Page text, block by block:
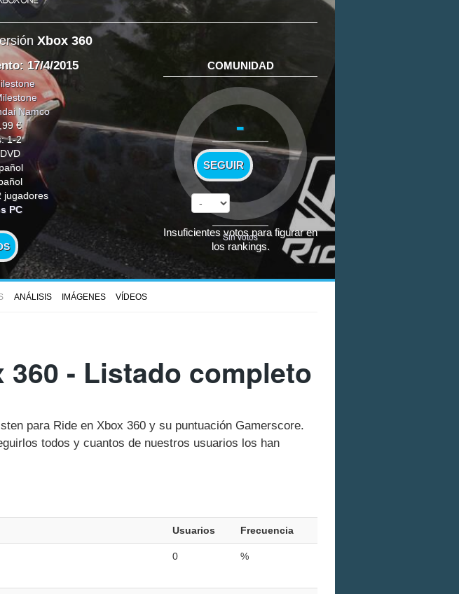
Xbox 360
17/4/2015
Namco
€
1-2
jugadores
PC
COMUNIDAD
-
SEGUIR
Sin votos
Insuficientes votos para figurar en
los rankings.
ANÁLISIS IMÁGENES VÍDEOS
360 - Listado completo
para Ride en Xbox 360 y su puntuación Gamerscore.
todos y cuantos de nuestros usuarios los han
Usuarios Frecuencia
0 %